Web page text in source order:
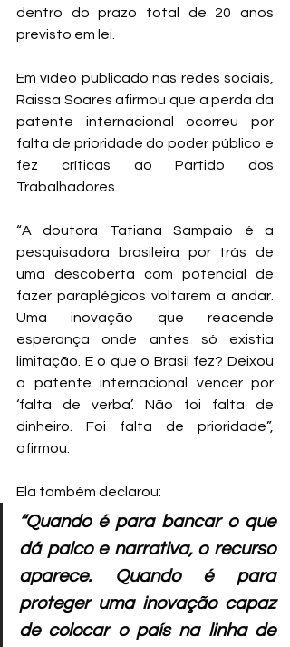
dentro do prazo total de 20 anos
previsto em lei.
Em vídeo publicado nas redes sociais,
Raissa Soares afirmou que a perda da
patente internacional ocorreu por
falta de prioridade do poder público e
fez críticas ao Partido dos
Trabalhadores.
“A doutora Tatiana Sampaio é a
pesquisadora brasileira por trás de
uma descoberta com potencial de
fazer paraplégicos voltarem a andar.
Uma inovação que reacende
esperança onde antes só existia
limitação. E o que o Brasil fez? Deixou
a patente internacional vencer por
‘falta de verba’. Não foi falta de
dinheiro. Foi falta de prioridade”,
afirmou.
Ela também declarou:
“Quando é para bancar o que
dá palco e narrativa, o recurso
aparece. Quando é para
proteger uma inovação capaz
de colocar o país na linha de